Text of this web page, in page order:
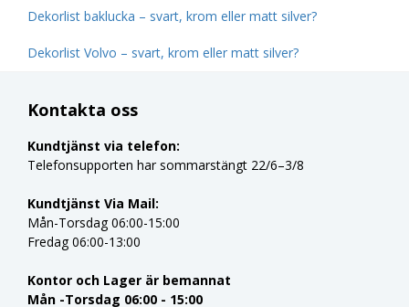
Dekorlist baklucka – svart, krom eller matt silver?
Dekorlist Volvo – svart, krom eller matt silver?
Kontakta oss
Kundtjänst via telefon:
Telefonsupporten har sommarstängt 22/6–3/8
Kundtjänst Via Mail:
Mån-Torsdag 06:00-15:00
Fredag 06:00-13:00
Kontor och Lager är bemannat
Mån -Torsdag 06:00 - 15:00